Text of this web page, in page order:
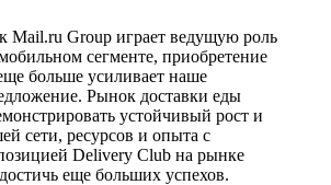
Mail.ru Group играет ведущую роль
сегменте, приобретение
больше усиливает наше
Рынок доставки еды
устойчивый рост и
сети, ресурсов и опыта с
Delivery Club на рынке
еще больших успехов.